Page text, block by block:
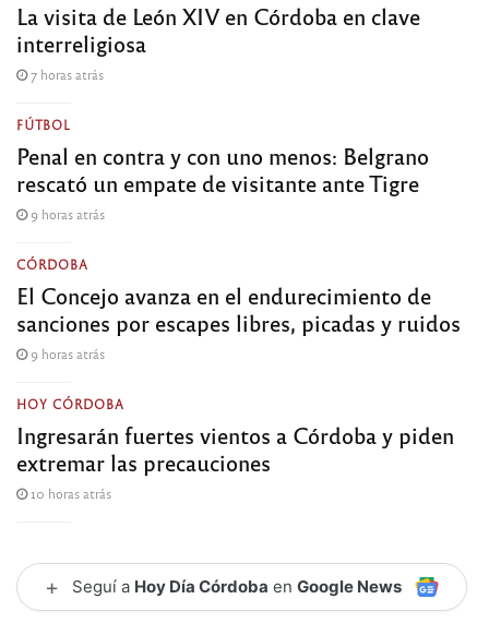
La visita de León XIV en Córdoba en clave
interreligiosa
7 horas atrás
FÚTBOL
Penal en contra y con uno menos: Belgrano
rescató un empate de visitante ante Tigre
9 horas atrás
CÓRDOBA
El Concejo avanza en el endurecimiento de
sanciones por escapes libres, picadas y ruidos
9 horas atrás
HOY CÓRDOBA
Ingresarán fuertes vientos a Córdoba y piden
extremar las precauciones
10 horas atrás
+ Seguí a Hoy Día Córdoba en Google News